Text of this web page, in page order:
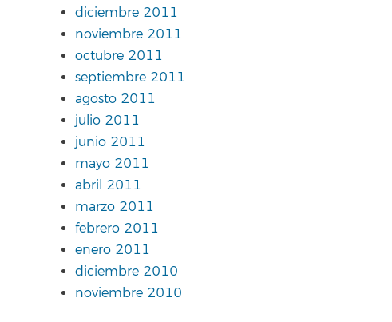
diciembre 2011
noviembre 2011
octubre 2011
septiembre 2011
agosto 2011
julio 2011
junio 2011
mayo 2011
abril 2011
marzo 2011
febrero 2011
enero 2011
diciembre 2010
noviembre 2010